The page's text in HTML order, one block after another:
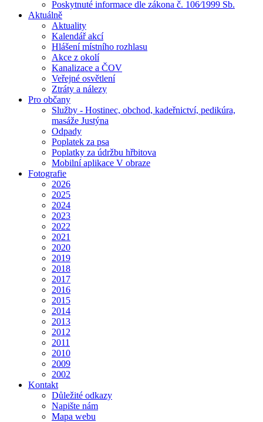
Poskytnuté informace dle zákona č. 106⁄1999 Sb.
Aktuálně
Aktuality
Kalendář akcí
Hlášení místního rozhlasu
Akce z okolí
Kanalizace a ČOV
Veřejné osvětlení
Ztráty a nálezy
Pro občany
Služby - Hostinec, obchod, kadeřnictví, pedikúra,
masáže Justýna
Odpady
Poplatek za psa
Poplatky za údržbu hřbitova
Mobilní aplikace V obraze
Fotografie
2026
2025
2024
2023
2022
2021
2020
2019
2018
2017
2016
2015
2014
2013
2012
2011
2010
2009
2002
Kontakt
Důležité odkazy
Napište nám
Mapa webu